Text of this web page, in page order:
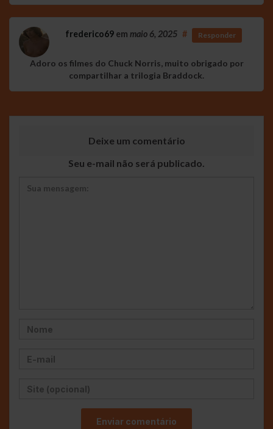
frederico69em maio 6, 2025 # Responder
Adoro os filmes do Chuck Norris, muito obrigado por
compartilhar a trilogia Braddock.
Deixe um comentário
Seu e-mail não será publicado.